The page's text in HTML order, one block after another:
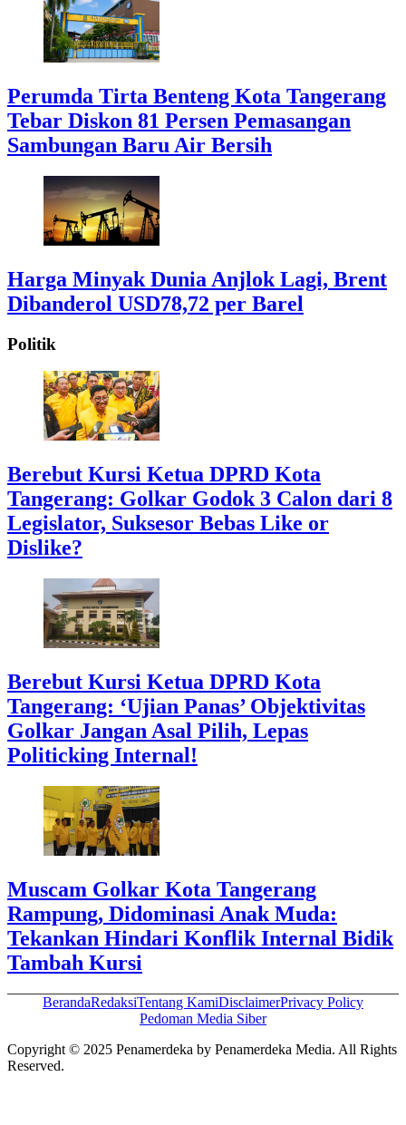
Perumda Tirta Benteng Kota Tangerang
Tebar Diskon 81 Persen Pemasangan
Sambungan Baru Air Bersih
Harga Minyak Dunia Anjlok Lagi, Brent
Dibanderol USD78,72 per Barel
Politik
Berebut Kursi Ketua DPRD Kota
Tangerang: Golkar Godok 3 Calon dari 8
Legislator, Suksesor Bebas Like or
Dislike?
Berebut Kursi Ketua DPRD Kota
Tangerang: ‘Ujian Panas’ Objektivitas
Golkar Jangan Asal Pilih, Lepas
Politicking Internal!
Muscam Golkar Kota Tangerang
Rampung, Didominasi Anak Muda:
Tekankan Hindari Konflik Internal Bidik
Tambah Kursi
BerandaRedaksiTentang KamiDisclaimerPrivacy Policy
Pedoman Media Siber
Copyright © 2025 Penamerdeka by Penamerdeka Media. All Rights
Reserved.